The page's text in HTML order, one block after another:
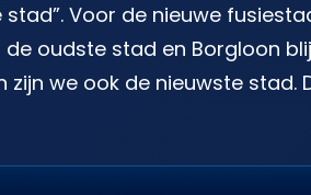
Voor de nieuwe
de oudste stad en Borgloon
we ook de nieuwste stad.